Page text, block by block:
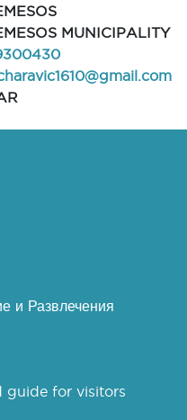
MUNICIPALITY
и Развлечения
guide for visitors